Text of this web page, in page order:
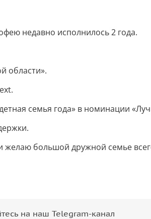
недавно исполнилось 2 года.
области».
семья года» в номинации
большой дружной семье
на наш Telegram-канал